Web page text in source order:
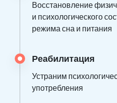
Восстановление
и психологического
режима сна и питания
Реабилитация
Устраним
употребления